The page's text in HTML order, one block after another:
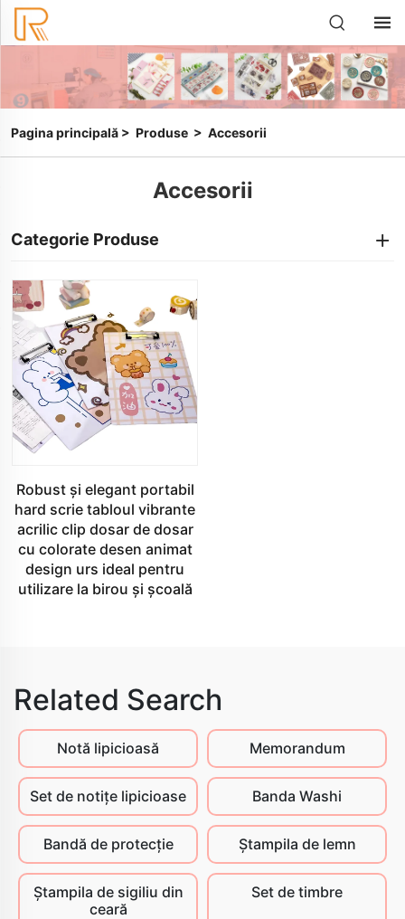
Pagina principală > Produse > Accesorii
Accesorii
Categorie Produse
Robust şi elegant portabil
hard scrie tabloul vibrante
acrilic clip dosar de dosar
cu colorate desen animat
design urs ideal pentru
utilizare la birou şi şcoală
Related Search
Notă lipicioasă Memorandum
Set de notițe lipicioase Banda Washi
Bandă de protecție Ștampila de lemn
Ștampila de sigiliu din
ceară
Set de timbre